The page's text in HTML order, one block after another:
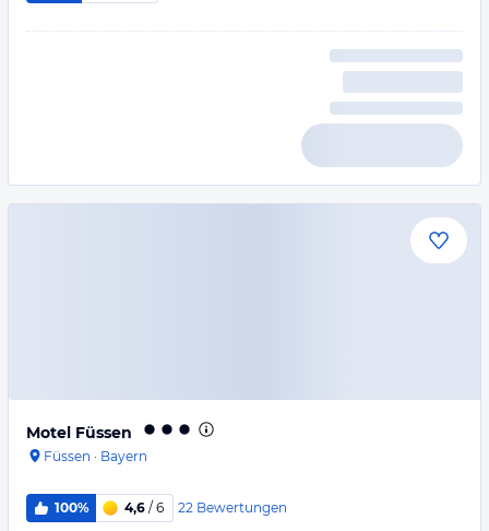
Motel Füssen
Füssen · Bayern
100% 4,6 / 6 22 Bewertungen